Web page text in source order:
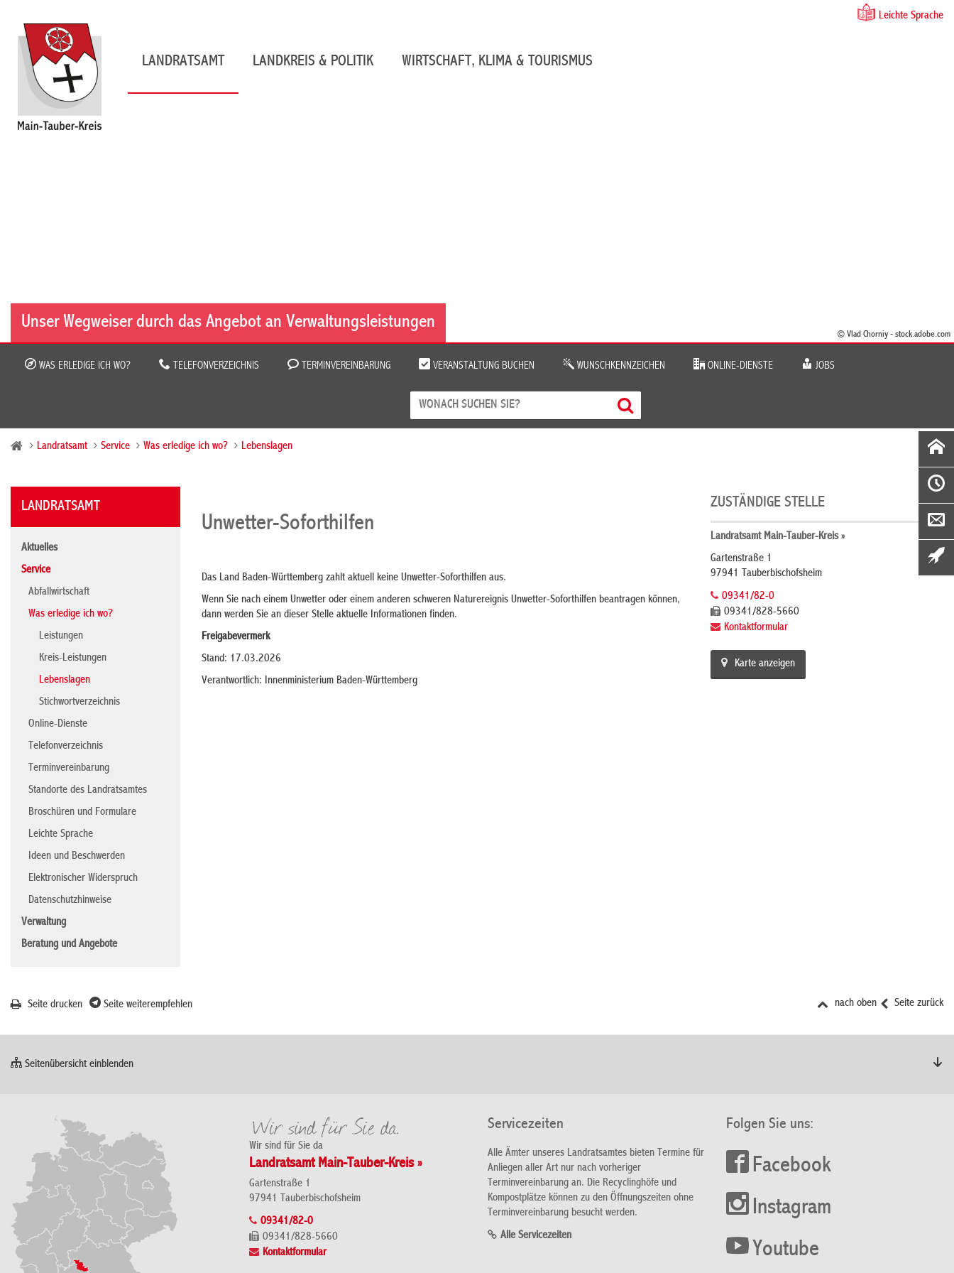
Leichte Sprache
LANDRATSAMT LANDKREIS & POLITIK WIRTSCHAFT, KLIMA & TOURISMUS
Unser Wegweiser durch das Angebot an Verwaltungsleistungen
© Vlad Chorniy - stock.adobe.com
WAS ERLEDIGE ICH WO? TELEFONVERZEICHNIS TERMINVEREINBARUNG VERANSTALTUNG BUCHEN WUNSCHKENNZEICHEN ONLINE-DIENSTE JOBS
Landratsamt Service Was erledige ich wo? Lebenslagen
LANDRATSAMT
Aktuelles
Service
Abfallwirtschaft
Was erledige ich wo?
Leistungen
Kreis-Leistungen
Lebenslagen
Stichwortverzeichnis
Online-Dienste
Telefonverzeichnis
Terminvereinbarung
Standorte des Landratsamtes
Broschüren und Formulare
Leichte Sprache
Ideen und Beschwerden
Elektronischer Widerspruch
Datenschutzhinweise
Verwaltung
Beratung und Angebote
Unwetter-Soforthilfen
Das Land Baden-Württemberg zahlt aktuell keine Unwetter-Soforthilfen aus.
Wenn Sie nach einem Unwetter oder einem anderen schweren Naturereignis Unwetter-Soforthilfen beantragen können,
dann werden Sie an dieser Stelle aktuelle Informationen finden.
Freigabevermerk
Stand: 17.03.2026
Verantwortlich: Innenministerium Baden-Württemberg
ZUSTÄNDIGE STELLE
Landratsamt Main-Tauber-Kreis »
Gartenstraße 1
97941 Tauberbischofsheim
09341/82-0
09341/828-5660
Kontaktformular
Karte anzeigen
Seite zurück
nach oben
Seite drucken Seite weiterempfehlen
Seitenübersicht einblenden
Wir sind für Sie da
Landratsamt Main-Tauber-Kreis »
Gartenstraße 1
97941 Tauberbischofsheim
09341/82-0
09341/828-5660
Kontaktformular
Servicezeiten
Alle Ämter unseres Landratsamtes bieten Termine für
Anliegen aller Art nur nach vorheriger
Terminvereinbarung an. Die Recyclinghöfe und
Kompostplätze können zu den Öffnungszeiten ohne
Terminvereinbarung besucht werden.
Alle Servicezeiten
Folgen Sie uns:
Facebook
Instagram
Youtube